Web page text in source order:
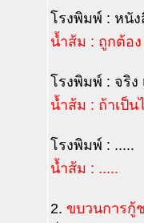
โรงพิมพ์ : หนัง
น้ำส้ม : ถูกต้อง
โรงพิมพ์ : จริง
น้ำส้ม : ถ้าเป็น
โรงพิมพ์ : .....
น้ำส้ม : .....
2. ขบวนการกู้